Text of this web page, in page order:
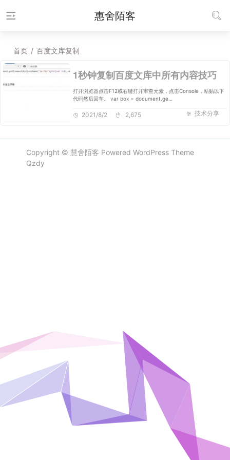
惠舍陌客
首页 / 百度文库复制
1秒钟复制百度文库中所有内容技巧
打开浏览器点击F12或右键打开审查元素，点击Console，粘贴以下
代码然后回车。 var box = document.ge…
技术分享
2021/8/2 2,675
Copyright © 慧舍陌客 Powered WordPressTheme
Qzdy